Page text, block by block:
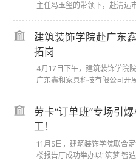
业主任王淑苹老师及骨干教师
深化校企协同育人 扎
装饰走访清远市广基
为深化产教融合，扎实推进订
养模式，提升人才培养与行业
对标行业前沿技术 优
饰走访南方测绘清远分
为贴合建筑产业数字化升级趋
的实操应用，助力专业课程迭
主任冯玉玺的带领下，赴清远
建筑装饰学院赴广东
拓岗
4月17日下午，建筑装饰学院
广东鑫和家具科技有限公司开
劳卡“订单班”专场引
工！
11月5日，建筑装饰学院联合
楼报告厅成功举办以“筑梦 智